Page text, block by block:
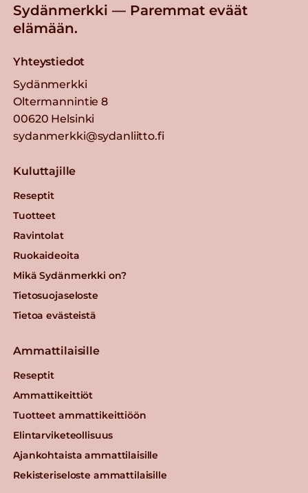
Sydänmerkki — Paremmat eväät
elämään.
Yhteystiedot
Sydänmerkki
Oltermannintie 8
00620 Helsinki
sydanmerkki@sydanliitto.fi
Kuluttajille
Reseptit
Tuotteet
Ravintolat
Ruokaideoita
Mikä Sydänmerkki on?
Tietosuojaseloste
Tietoa evästeistä
Ammattilaisille
Reseptit
Ammattikeittiöt
Tuotteet ammattikeittiöön
Elintarviketeollisuus
Ajankohtaista ammattilaisille
Rekisteriseloste ammattilaisille